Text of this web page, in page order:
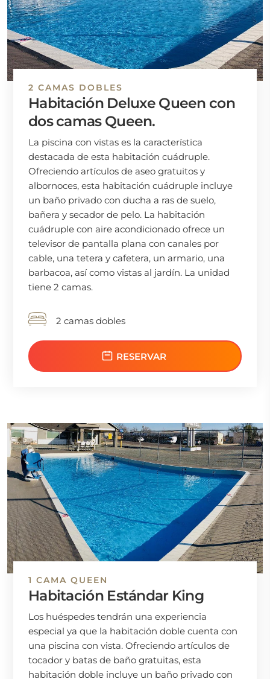
2 CAMAS DOBLES
Habitación Deluxe Queen con
dos camas Queen.
La piscina con vistas es la característica
destacada de esta habitación cuádruple.
Ofreciendo artículos de aseo gratuitos y
albornoces, esta habitación cuádruple incluye
un baño privado con ducha a ras de suelo,
bañera y secador de pelo. La habitación
cuádruple con aire acondicionado ofrece un
televisor de pantalla plana con canales por
cable, una tetera y cafetera, un armario, una
barbacoa, así como vistas al jardín. La unidad
tiene 2 camas.
2 camas dobles
RESERVAR
1 CAMA QUEEN
Habitación Estándar King
Los huéspedes tendrán una experiencia
especial ya que la habitación doble cuenta con
una piscina con vista. Ofreciendo artículos de
tocador y batas de baño gratuitas, esta
habitación doble incluye un baño privado con